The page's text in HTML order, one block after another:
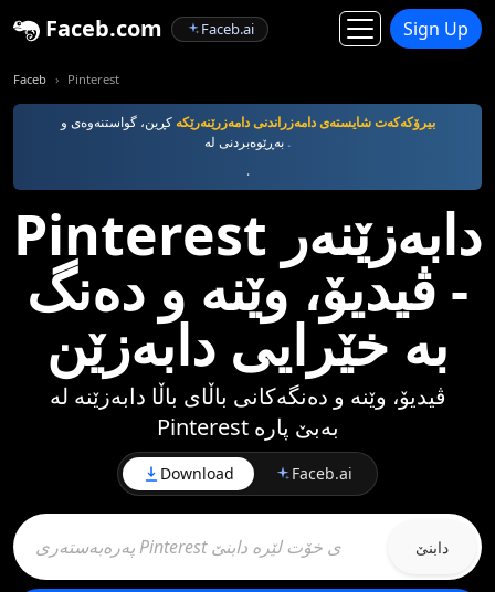
Faceb.com Faceb.ai Sign Up
Faceb Pinterest
بیرۆکەکەت شایستەی دامەزراندنی دامەزرێنەرێکە کڕین، گواستنەوەی و
.
.
Pinterest دابەزێنەر
- ڤیدیۆ، وێنە و دەنگ
بە خێرایی دابەزێن
ڤیدیۆ، وێنە و دەنگەکانی باڵای باڵا دابەزێنە لە
Pinterest بەبێ پارە
Download Faceb.ai
دابنێ